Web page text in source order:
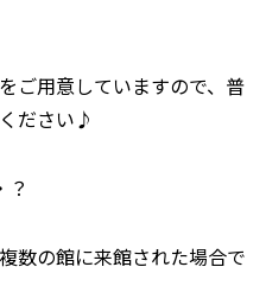
ご用意していますので、普
ださい♪
？
数の館に来館された場合で